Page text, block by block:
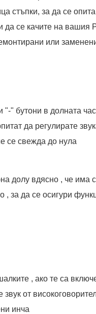
стъпки, за да се
да се качите на вашия
или
"-" бутони в долната
да регулирате
се свежда до нула
долу вдясно , че има
, за да се осигури
, ако те са
от
инча